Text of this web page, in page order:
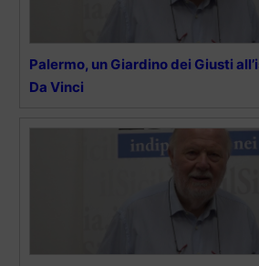
Palermo, un Giardino dei Giusti
Da Vinci